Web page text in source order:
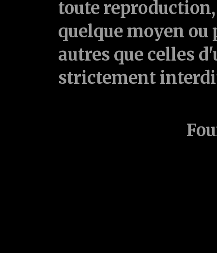
toute
quelque moyen ou
autres que celles
strictement